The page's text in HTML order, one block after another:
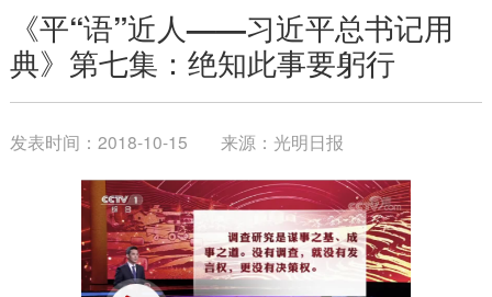
《平“语”近人——习近平总书记用
典》第七集：绝知此事要躬行
发表时间： 2018-10-15 来源： 光明日报